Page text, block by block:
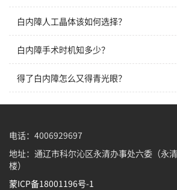
白内障人工晶体该如何选择？
白内障手术时机知多少？
得了白内障怎么又得青光眼？
电话：4006929697
地址：通辽市科尔沁区永清办事处六委（永
楼）
蒙ICP备18001196号-1